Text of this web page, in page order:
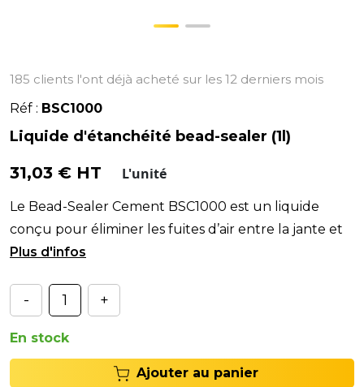
185 clients l'ont déjà acheté sur les 12 derniers mois
Réf : BSC1000
Liquide d'étanchéité bead-sealer (1l)
31,03 € HT L'unité
Le Bead-Sealer Cement BSC1000 est un liquide
conçu pour éliminer les fuites d’air entre la jante et
le pneu. Conditionné en bidon de 1 litre avec pinc
- +
En stock
Ajouter au panier